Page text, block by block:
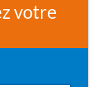
votre